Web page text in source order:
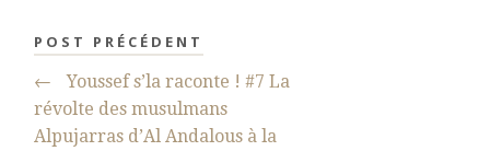
POST PRÉCÉDENT
←
Youssef s’la raconte ! #7 La
révolte des musulmans
Alpujarras d’Al Andalous à la